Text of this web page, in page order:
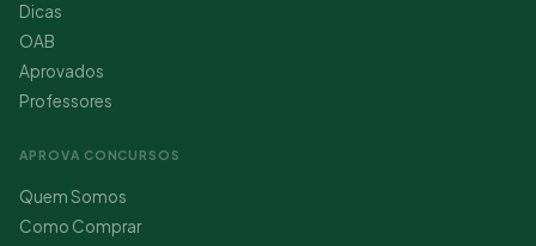
Dicas
OAB
Aprovados
Professores
APROVA CONCURSOS
Quem Somos
Como Comprar